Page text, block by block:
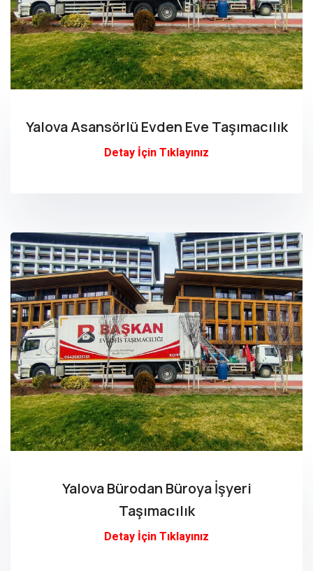
Yalova Asansörlü Evden Eve Taşımacılık
Detay İçin Tıklayınız
Yalova Bürodan Büroya İşyeri
Taşımacılık
Detay İçin Tıklayınız